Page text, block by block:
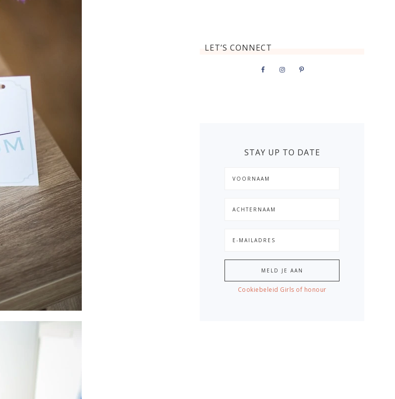
LET’S CONNECT
STAY UP TO DATE
Cookiebeleid Girls of honour